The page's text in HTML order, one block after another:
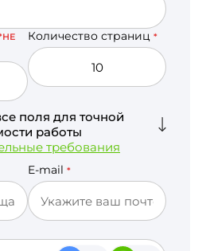
Количество страниц *
поля для точной
работы
требования
E-mail *